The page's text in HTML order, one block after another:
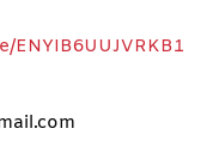
ENYIB6UUJVRKB1